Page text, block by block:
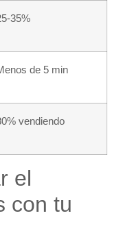
35%
de 5 min
vendiendo
el
con tu